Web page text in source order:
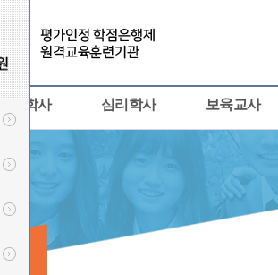
경영학사 심리학사 보육교사